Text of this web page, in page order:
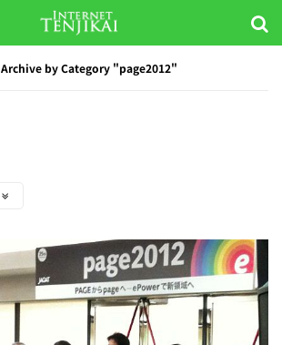
Archive by Category "page2012"